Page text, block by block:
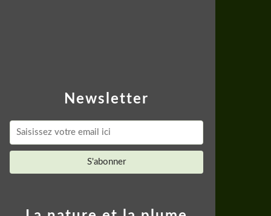
Newsletter